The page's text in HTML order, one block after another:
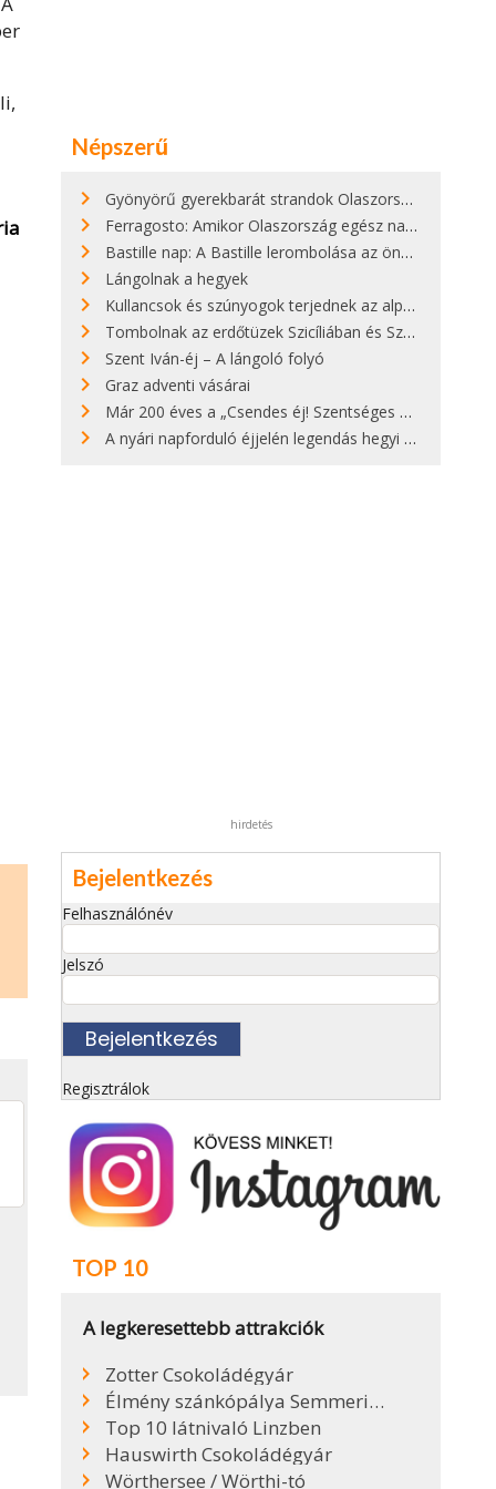
Népszerű
Gyönyörű gyerekbarát strandok Olaszországban - megmutatjuk a 15 legjobbat
Ferragosto: Amikor Olaszország egész nap nyaral
Bastille nap: A Bastille lerombolása az önkényuralom végét jelentette
Lángolnak a hegyek
Kullancsok és szúnyogok terjednek az alpesi legelőkön
Tombolnak az erdőtüzek Szicíliában és Szardínián
Szent Iván-éj – A lángoló folyó
Graz adventi vásárai
Már 200 éves a „Csendes éj! Szentséges éj!”
A nyári napforduló éjjelén legendás hegyi tüzek világítják meg Zugspitzét
hirdetés
Bejelentkezés
Felhasználónév
Jelszó
Regisztrálok
TOP 10
A legkeresettebb attrakciók
Zotter Csokoládégyár
Élmény szánkópálya Semmeringen
Top 10 látnivaló Linzben
Hauswirth Csokoládégyár
Wörthersee / Wörthi-tó